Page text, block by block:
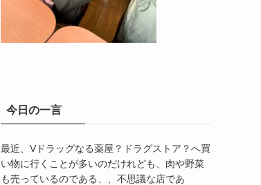
今日の一言
最近、Vドラッグなる薬屋？ドラグストア？へ買
い物に行くことが多いのだけれども、肉や野菜
も売っているのである、、不思議な店であ